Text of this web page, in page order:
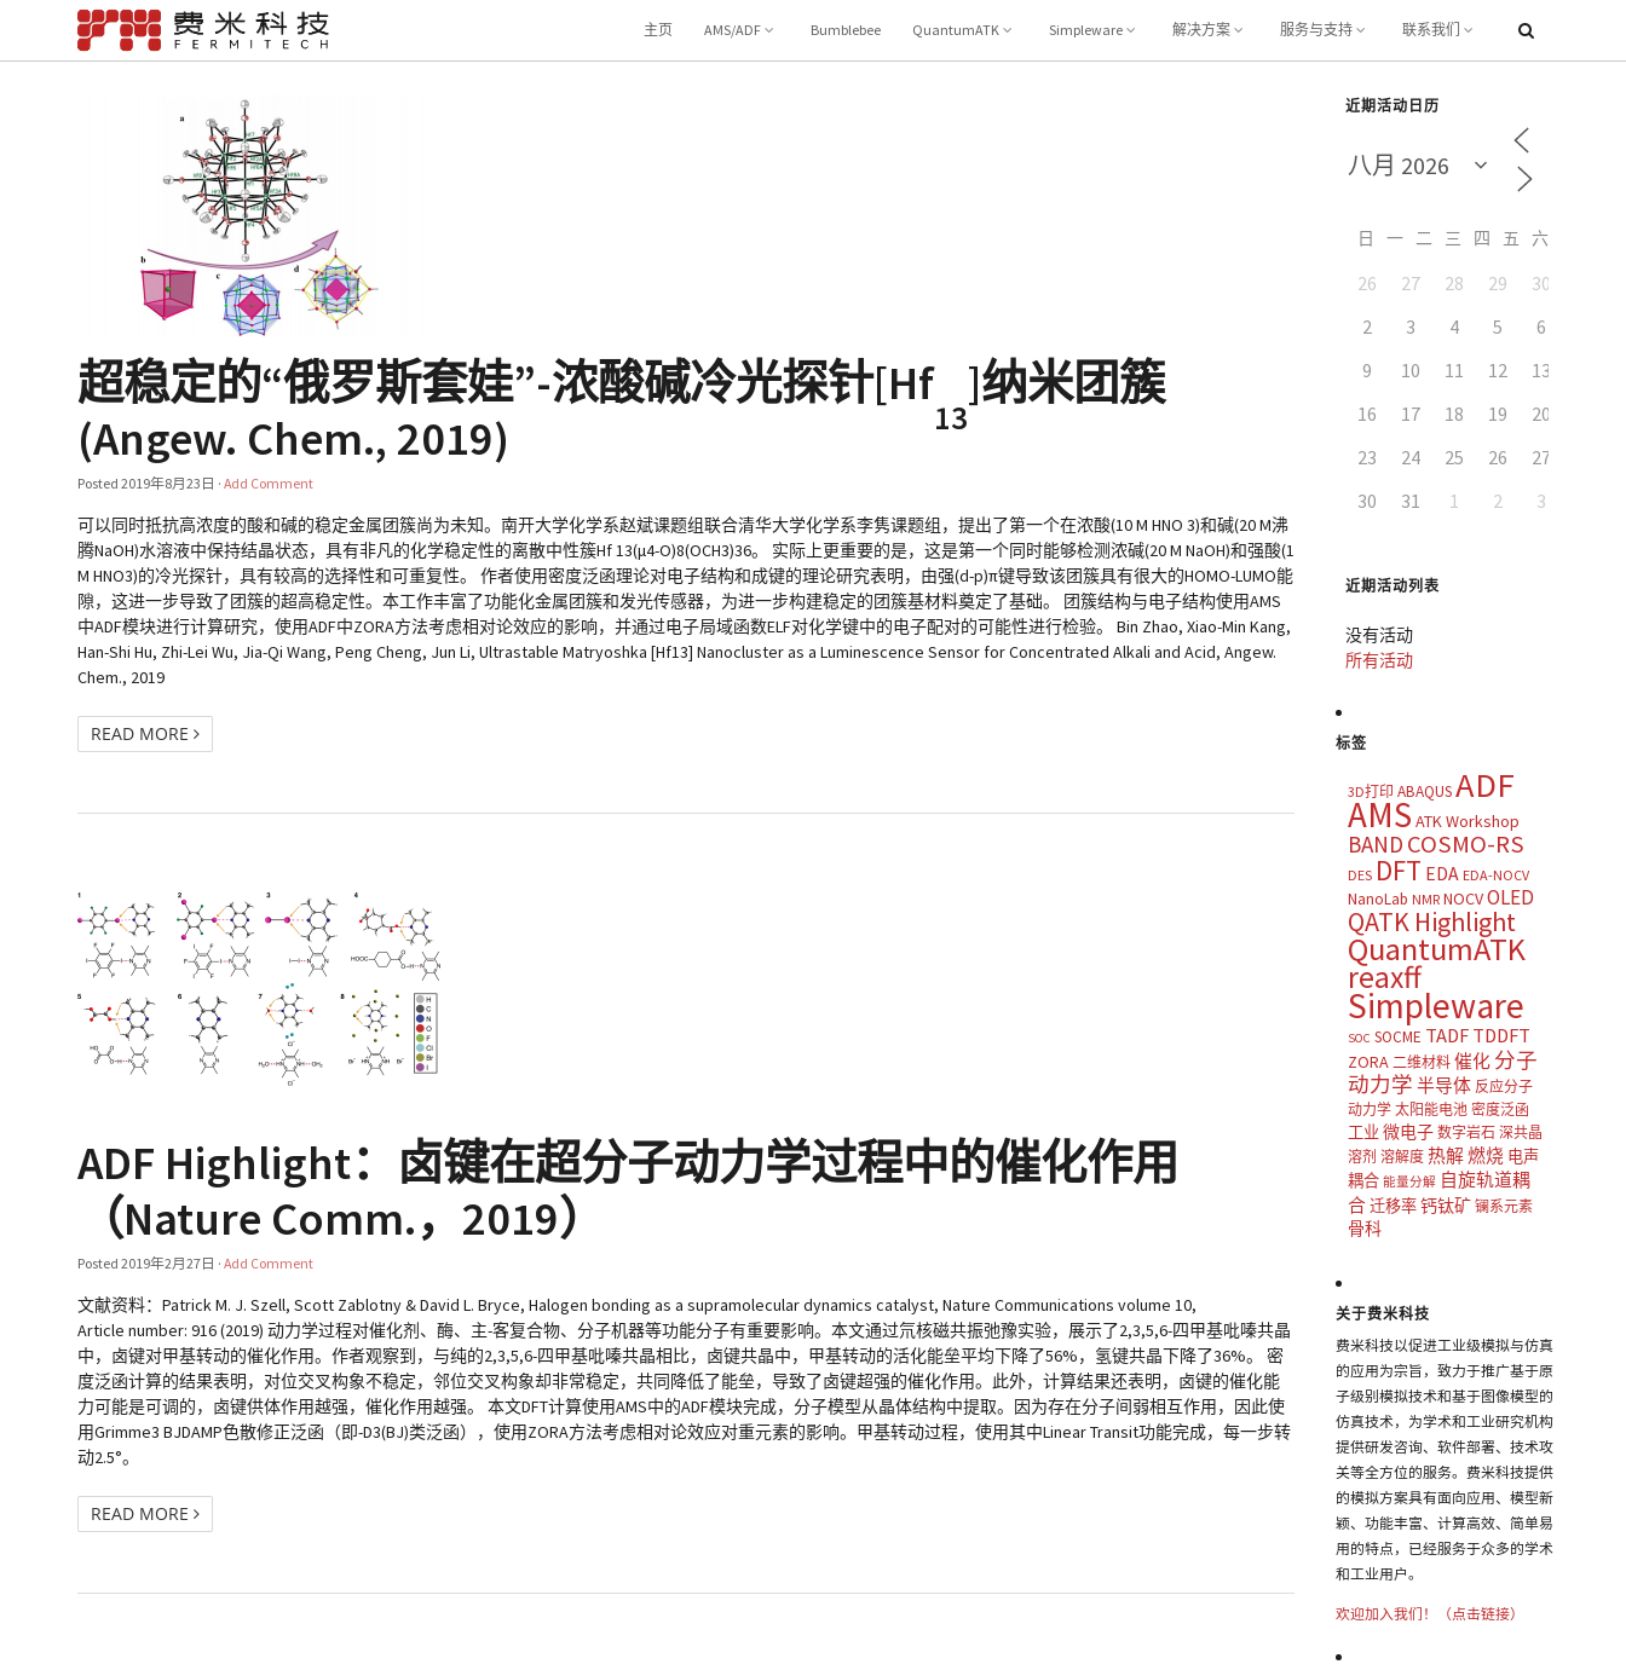
主页 AMS/ADF Bumblebee QuantumATK Simpleware 解决方案 服务与支持 联系我们
超稳定的“俄罗斯套娃”-浓酸碱冷光探针[Hf
13
]纳米团簇
(Angew. Chem., 2019)
Posted2019年8月23日 ·Add Comment
可以同时抵抗高浓度的酸和碱的稳定金属团簇尚为未知。南开大学化学系赵斌课题组联合清华大学化学系李隽课题组，提出了第一个在浓酸(10 M HNO 3)和碱(20 M沸
腾NaOH)水溶液中保持结晶状态，具有非凡的化学稳定性的离散中性簇Hf 13(μ4-O)8(OCH3)36。 实际上更重要的是，这是第一个同时能够检测浓碱(20 M NaOH)和强酸(1
M HNO3)的冷光探针，具有较高的选择性和可重复性。 作者使用密度泛函理论对电子结构和成键的理论研究表明，由强(d-p)π键导致该团簇具有很大的HOMO-LUMO能
隙，这进一步导致了团簇的超高稳定性。本工作丰富了功能化金属团簇和发光传感器，为进一步构建稳定的团簇基材料奠定了基础。 团簇结构与电子结构使用AMS
中ADF模块进行计算研究，使用ADF中ZORA方法考虑相对论效应的影响，并通过电子局域函数ELF对化学键中的电子配对的可能性进行检验。 Bin Zhao, Xiao-Min Kang,
Han-Shi Hu, Zhi-Lei Wu, Jia-Qi Wang, Peng Cheng, Jun Li, Ultrastable Matryoshka [Hf13] Nanocluster as a Luminescence Sensor for Concentrated Alkali and Acid, Angew.
Chem., 2019
READ MORE
ADF Highlight：卤键在超分子动力学过程中的催化作用
（Nature Comm.，2019）
Posted2019年2月27日 ·Add Comment
文献资料：Patrick M. J. Szell, Scott Zablotny & David L. Bryce, Halogen bonding as a supramolecular dynamics catalyst, Nature Communications volume 10,
Article number: 916 (2019) 动力学过程对催化剂、酶、主-客复合物、分子机器等功能分子有重要影响。本文通过氘核磁共振弛豫实验，展示了2,3,5,6-四甲基吡嗪共晶
中，卤键对甲基转动的催化作用。作者观察到，与纯的2,3,5,6-四甲基吡嗪共晶相比，卤键共晶中，甲基转动的活化能垒平均下降了56%，氢键共晶下降了36%。 密
度泛函计算的结果表明，对位交叉构象不稳定，邻位交叉构象却非常稳定，共同降低了能垒，导致了卤键超强的催化作用。此外，计算结果还表明，卤键的催化能
力可能是可调的，卤键供体作用越强，催化作用越强。 本文DFT计算使用AMS中的ADF模块完成，分子模型从晶体结构中提取。因为存在分子间弱相互作用，因此使
用Grimme3 BJDAMP色散修正泛函（即-D3(BJ)类泛函），使用ZORA方法考虑相对论效应对重元素的影响。甲基转动过程，使用其中Linear Transit功能完成，每一步转
动2.5°。
READ MORE
近期活动日历
日 一 二 三 四 五
26 27 28 29 30
2
3 4 5 6
9
10 11 12 13
16
17 18 19 20
23
24 25 26 27
30
31 1 2 3
近期活动列表
没有活动
所有活动
标签
3D打印 ABAQUSADF
AMS ATK Workshop
BAND COSMO-RS
DES DFT EDA EDA-NOCV
NanoLab NMR NOCVOLED
QATK Highlight
QuantumATK
reaxff
Simpleware
SOC SOCME TADF TDDFT
ZORA 二维材料 催化 分子
动力学 半导体 反应分子
动力学 太阳能电池 密度泛函
工业 微电子 数字岩石 深共晶
溶剂 溶解度 热解燃烧 电声
耦合 能量分解 自旋轨道耦
合迁移率钙钛矿 镧系元素
骨科
关于费米科技
费米科技以促进工业级模拟与仿真
的应用为宗旨，致力于推广基于原
子级别模拟技术和基于图像模型的
仿真技术，为学术和工业研究机构
提供研发咨询、软件部署、技术攻
关等全方位的服务。费米科技提供
的模拟方案具有面向应用、模型新
颖、功能丰富、计算高效、简单易
用的特点，已经服务于众多的学术
和工业用户。
欢迎加入我们！（点击链接）